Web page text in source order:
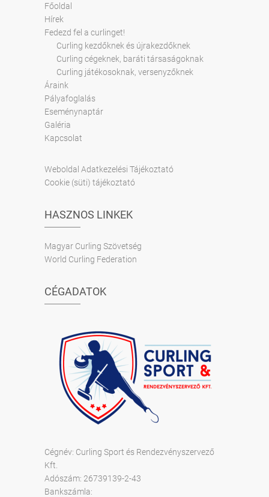
Főoldal
Hírek
Fedezd fel a curlinget!
Curling kezdőknek és újrakezdőknek
Curling cégeknek, baráti társaságoknak
Curling játékosoknak, versenyzőknek
Áraink
Pályafoglalás
Eseménynaptár
Galéria
Kapcsolat
Weboldal Adatkezelési Tájékoztató
Cookie (süti) tájékoztató
HASZNOS LINKEK
Magyar Curling Szövetség
World Curling Federation
CÉGADATOK
Cégnév: Curling Sport és Rendezvényszervező
Kft.
Adószám: 26739139-2-43
Bankszámla: